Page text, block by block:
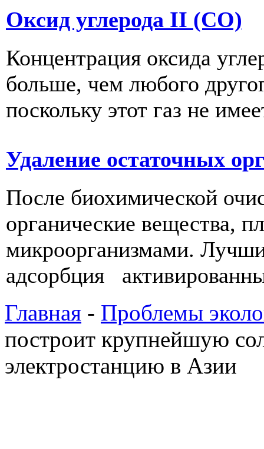
Оксид углерода II (СО)
Концентрация оксида
больше, чем любого
поскольку этот газ не
Удаление остаточных
После биохимической
органические вещества,
микроорганизмами.
адсорбция
Главная - Проблемы
построит крупнейшую
электростанцию в Азии